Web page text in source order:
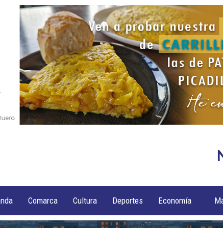
Comarca Cultura Deportes Economía